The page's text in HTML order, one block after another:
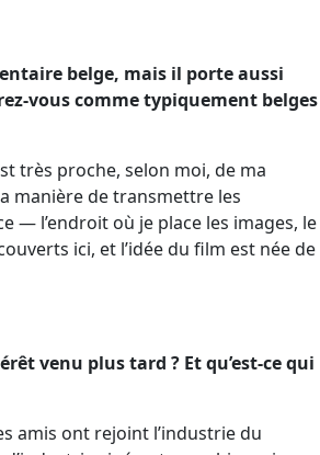
belge, mais il porte aussi
vous comme typiquement belges
très proche, selon moi, de ma
manière de transmettre les
— l’endroit où je place les images, le
ici, et l’idée du film est née de
venu plus tard ? Et qu’est-ce qui
amis ont rejoint l’industrie du